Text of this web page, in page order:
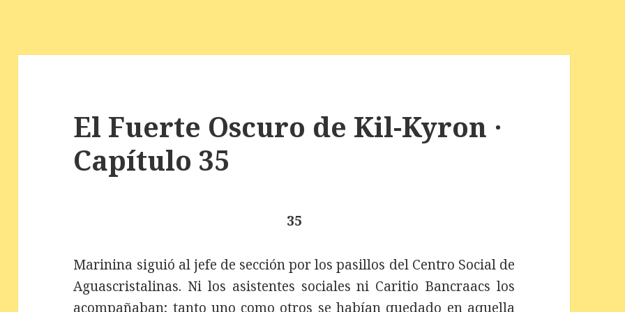
El Fuerte Oscuro de Kil-Kyron ·
Capítulo 35
35
Marinina siguió al jefe de sección por los pasillos del Centro Social de
Aguascristalinas. Ni los asistentes sociales ni Caritio Bancraacs los
acompañaban; tanto uno como otros se habían quedado en aquella